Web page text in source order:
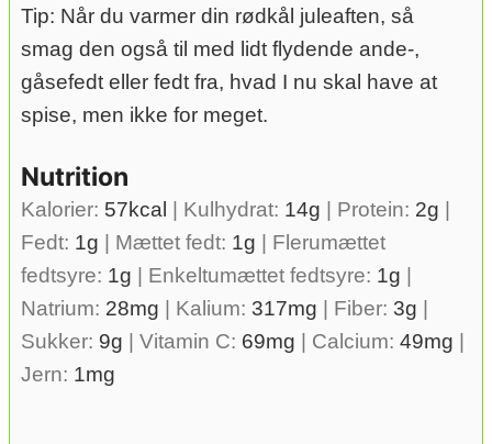
Tip: Når du varmer din rødkål juleaften, så
smag den også til med lidt flydende ande-,
gåsefedt eller fedt fra, hvad I nu skal have at
spise, men ikke for meget.
Nutrition
Kalorier: 57kcal Kulhydrat: 14g Protein: 2g
Fedt: 1g Mættet fedt: 1g
Flerumættet
fedtsyre: 1g Enkeltumættet fedtsyre: 1g
Natrium: 28mg Kalium: 317mg Fiber: 3g
Sukker: 9g Vitamin C: 69mg Calcium: 49mg
Jern: 1mg